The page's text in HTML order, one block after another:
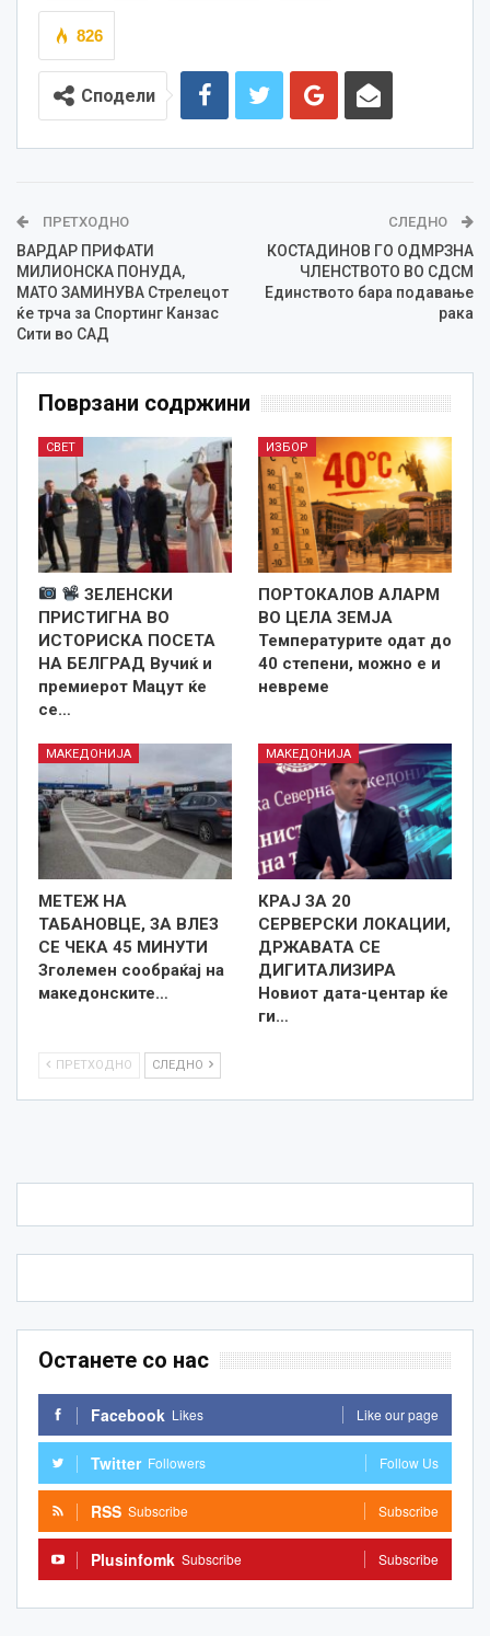
826
Сподели
ПРЕТХОДНО
ВАРДАР ПРИФАТИ
МИЛИОНСКА ПОНУДА,
МАТО ЗАМИНУВА Стрелецот
ќе трча за Спортинг Канзас
Сити во САД
СЛЕДНО
КОСТАДИНОВ ГО ОДМРЗНА
ЧЛЕНСТВОТО ВО СДСМ
Единството бара подавање
рака
Поврзани содржини
СВЕТ
ЗЕЛЕНСКИ
ПРИСТИГНА ВО
ИСТОРИСКА ПОСЕТА
НА БЕЛГРАД Вучиќ и
премиерот Мацут ќе
се…
ИЗБОР
ПОРТОКАЛОВ АЛАРМ
ВО ЦЕЛА ЗЕМЈА
Температурите одат до
40 степени, можно е и
невреме
МАКЕДОНИЈА
МЕТЕЖ НА
ТАБАНОВЦЕ, ЗА ВЛЕЗ
СЕ ЧЕКА 45 МИНУТИ
Зголемен сообраќај на
македонските…
МАКЕДОНИЈА
КРАЈ ЗА 20
СЕРВЕРСКИ ЛОКАЦИИ,
ДРЖАВАТА СЕ
ДИГИТАЛИЗИРА
Новиот дата-центар ќе
ги…
ПРЕТХОДНО СЛЕДНО
Останете со нас
Facebook Likes Like our page
Twitter Followers Follow Us
RSS Subscribe Subscribe
Plusinfomk Subscribe Subscribe